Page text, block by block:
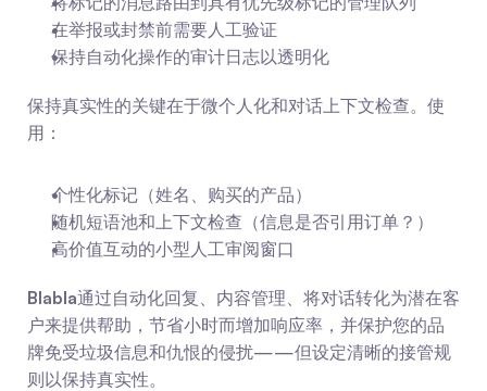
在举报或封禁前需要人工验证
保持自动化操作的审计日志以透明化
保持真实性的关键在于微个人化和对话上下文检查。使
用：
个性化标记（姓名、购买的产品）
随机短语池和上下文检查（信息是否引用订单？）
高价值互动的小型人工审阅窗口
Blabla通过自动化回复、内容管理、将对话转化为潜在客
户来提供帮助，节省小时而增加响应率，并保护您的品
牌免受垃圾信息和仇恨的侵扰——但设定清晰的接管规
则以保持真实性。